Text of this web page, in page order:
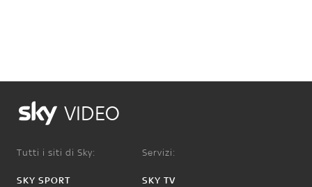
VIDEO
Tutti i siti di Sky:
SKY SPORT
Servizi:
SKY TV